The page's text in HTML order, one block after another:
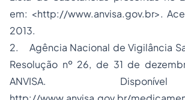
em: <http://www.anvisa.gov.br>.
2013.
2. Agência Nacional de Vigilância
Resolução nº 26, de 31 de
ANVISA.